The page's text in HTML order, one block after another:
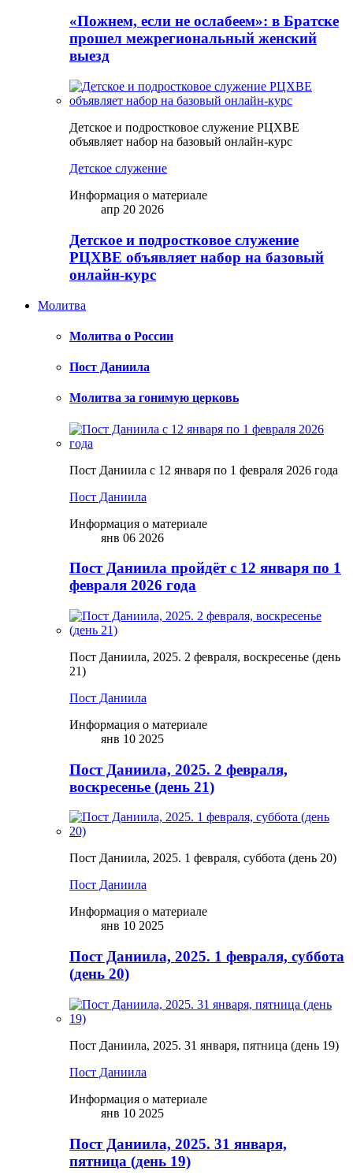
«Пожнем, если не ослабеем»: в Братске
прошел межрегиональный женский
выезд
Детское и подростковое служение РЦХВЕ
объявляет набор на базовый онлайн-курс
Детское служение
Информация о материале
апр 20 2026
Детское и подростковое служение
РЦХВЕ объявляет набор на базовый
онлайн-курс
Молитва
Молитва о России
Пост Даниила
Молитва за гонимую церковь
Пост Даниила с 12 января по 1 февраля 2026 года
Пост Даниила
Информация о материале
янв 06 2026
Пост Даниила пройдёт с 12 января по 1
февраля 2026 года
Пост Даниила, 2025. 2 февраля, воскресенье (день
21)
Пост Даниила
Информация о материале
янв 10 2025
Пост Даниила, 2025. 2 февраля,
воскресенье (день 21)
Пост Даниила, 2025. 1 февраля, суббота (день 20)
Пост Даниила
Информация о материале
янв 10 2025
Пост Даниила, 2025. 1 февраля, суббота
(день 20)
Пост Даниила, 2025. 31 января, пятница (день 19)
Пост Даниила
Информация о материале
янв 10 2025
Пост Даниила, 2025. 31 января,
пятница (день 19)